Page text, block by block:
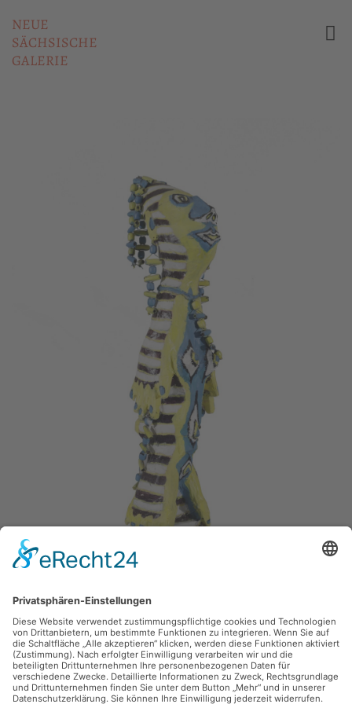
NEUE
SÄCHSISCHE
GALERIE
Fritz Schönfelder,Grete
1993, Pappmaché, Sonstige, 16 x 78 cm, Inv.: C-00220-07
zurück